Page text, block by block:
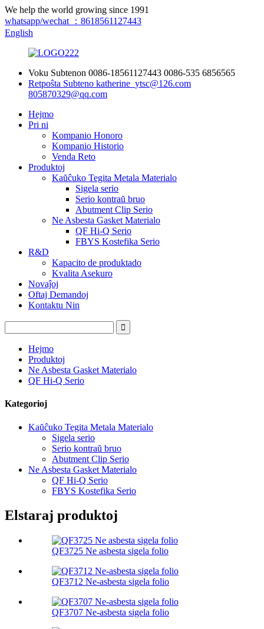
We help the world growing since 1991
whatsapp/wechat ：8618561127443
English
Voku Subtenon 0086-18561127443 0086-535 6856565
Retpoŝta Subteno katherine_ytsc@126.com
805870329@qq.com
Hejmo
Pri ni
Kompanio Honoro
Kompanio Historio
Venda Reto
Produktoj
Kaŭĉuko Tegita Metala Materialo
Sigela serio
Serio kontraŭ bruo
Abutment Clip Serio
Ne Asbesta Gasket Materialo
QF Hi-Q Serio
FBYS Kostefika Serio
R&D
Kapacito de produktado
Kvalita Asekuro
Novaĵoj
Oftaj Demandoj
Kontaktu Nin
Hejmo
Produktoj
Ne Asbesta Gasket Materialo
QF Hi-Q Serio
Kategorioj
Kaŭĉuko Tegita Metala Materialo
Sigela serio
Serio kontraŭ bruo
Abutment Clip Serio
Ne Asbesta Gasket Materialo
QF Hi-Q Serio
FBYS Kostefika Serio
Elstaraj produktoj
QF3725 Ne asbesta sigela folio
QF3712 Ne-asbesta sigela folio
QF3707 Ne-asbesta sigela folio